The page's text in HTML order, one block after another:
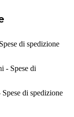
di spedizione
- Spese di
di spedizione